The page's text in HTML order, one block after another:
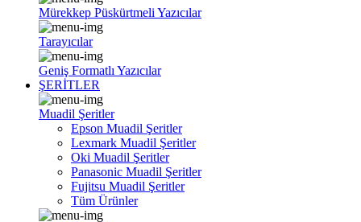
Mürekkep Püskürtmeli Yazıcılar
Tarayıcılar
Geniş Formatlı Yazıcılar
ŞERİTLER
Muadil Şeritler
Epson Muadil Şeritler
Lexmark Muadil Şeritler
Oki Muadil Şeritler
Panasonic Muadil Şeritler
Fujitsu Muadil Şeritler
Tüm Ürünler